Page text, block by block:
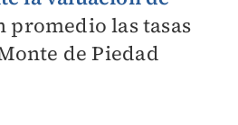
promedio las tasas
de Piedad